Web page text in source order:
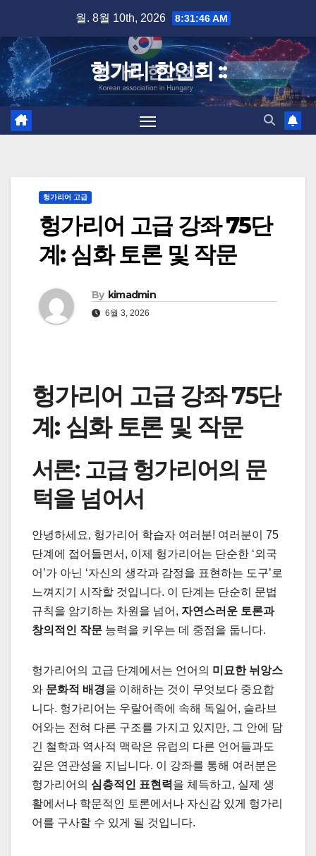
content
월. 8월 10th, 2026 8:31:47 AM
헝가리 한인회 ::
헝가리어 고급
헝가리어 고급 강좌 75단
계: 심화 토론 및 작문
By kimadmin
6월 3, 2026
헝가리어 고급 강좌 75단
계: 심화 토론 및 작문
서론: 고급 헝가리어의 문
턱을 넘어서
안녕하세요, 헝가리어 학습자 여러분! 여러분이 75
단계에 접어들면서, 이제 헝가리어는 단순한 ‘외국
어’가 아닌 ‘자신의 생각과 감정을 표현하는 도구’로
느껴지기 시작할 것입니다. 이 단계는 단순히 문법
규칙을 암기하는 차원을 넘어, 자연스러운 토론과
창의적인 작문 능력을 키우는 데 중점을 둡니다.
헝가리어의 고급 단계에서는 언어의 미묘한 뉘앙스
와 문화적 배경을 이해하는 것이 무엇보다 중요합
니다. 헝가리어는 우랄어족에 속해 독일어, 슬라브
어와는 전혀 다른 구조를 가지고 있지만, 그 안에 담
긴 철학과 역사적 맥락은 유럽의 다른 언어들과도
깊은 연관성을 지닙니다. 이 강좌를 통해 여러분은
헝가리어의 심층적인 표현력 을 체득하고, 실제 생
활에서나 학문적인 토론에서나 자신감 있게 헝가리
어를 구사할 수 있게 될 것입니다.